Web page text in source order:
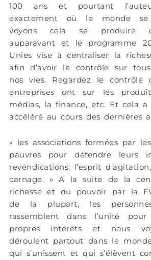
100 ans et pourtant
exactement où le monde se
voyons cela se produire
auparavant et le programme
Unies vise à centraliser la
afin d’avoir le contrôle sur
nos vies. Regardez le contrôle
entreprises ont sur les
médias, la finance, etc. Et cela
accéléré au cours des dernières
« les associations formées par
pauvres pour défendre leurs
revendications; l’esprit
carnage. » A la suite de la
richesse et du pouvoir par la
de la plupart, les
rassemblent dans l’unité
propres intérêts et nous
déroulent partout dans le
qui s’unissent et qui s’élèvent